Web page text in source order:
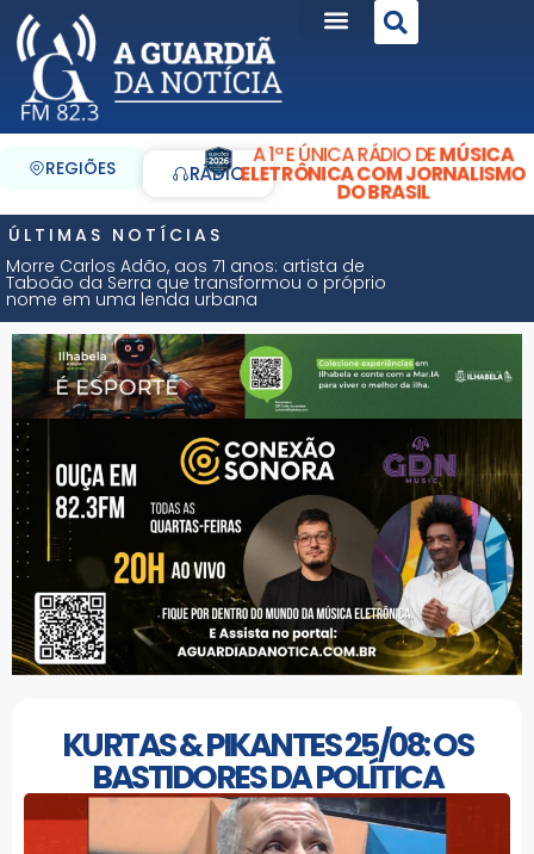
REGIÕES RÁDIO
A 1ª E ÚNICA RÁDIO DEMÚSICA
ELETRÔNICA COM JORNALISMO
DO BRASIL
ÚLTIMAS NOTÍCIAS
Morre Carlos Adão, aos 71 anos: artista de
Taboão da Serra que transformou o próprio
nome em uma lenda urbana
KURTAS & PIKANTES 25/08: OS
BASTIDORES DA POLÍTICA